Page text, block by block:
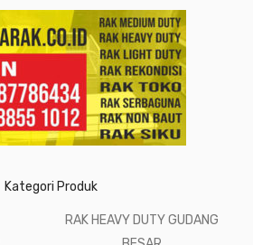
Kategori Produk
RAK HEAVY DUTY GUDANG